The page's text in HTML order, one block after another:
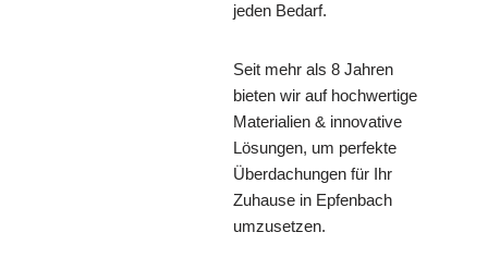
jeden Bedarf.
Seit mehr als 8 Jahren
bieten wir auf hochwertige
Materialien & innovative
Lösungen, um perfekte
Überdachungen für Ihr
Zuhause in Epfenbach
umzusetzen.